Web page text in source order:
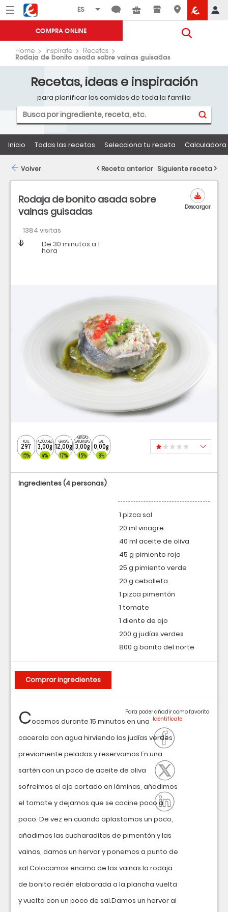
Menú Eroski
COMPRA ONLINE
Home Inspirate Recetas
Rodaja de bonito asada sobre vainas guisadas
Recetas, ideas e inspiración
para planificar las comidas de toda la familia
Inicio Todas las recetas Selecciona tu receta
Rodaja de bonito asada sobre
vainas guisadas
1384 visitas
Dificultad
Tiempo De 30 minutos a 1
hora
Descargar
KCAL
297
15%
AZÚCARES
3,00g
4%
GRASAS
12,00g
17%
GRASAS
SATURADAS
3,00g
15%
SAL
0,00g
8%
Cocemos durante 15 minutos en una
cacerola con agua hirviendo las judías verdes
previamente peladas y reservamos.En una
sartén con un poco de aceite de oliva
sofreímos el ajo cortado en láminas, añadimos
el tomate y dejamos que se cocine poco a
poco. De vez en cuando aplastamos un poco,
añadimos las cucharaditas de pimentón y las
vainas, damos un hervor y ponemos a punto de
sal.Colocamos encima de las vainas la rodaja
de bonito recién elaborada a la plancha vuelta
y vuelta con un poco de sal.Damos un hervor al
Para poder añadir como favorito
Ingredientes(4 personas)
1 pizca sal
20 ml vinagre
40 ml aceite de oliva
45 g pimiento rojo
25 g pimiento verde
20 g cebolleta
1 pizca pimentón
1 tomate
1 diente de ajo
200 g judías verdes
800 g bonito del norte
Comprar ingredientes
Volver Receta anterior Siguiente receta